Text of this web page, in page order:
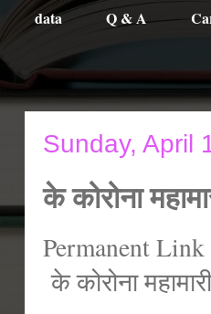
data Q & A
Sunday, April
के कोरोना
Permanent
के कोरोना